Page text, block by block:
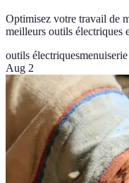
Optimisez votre travail de
meilleurs outils électriques
outils électriquesmenuiserie
Aug 2